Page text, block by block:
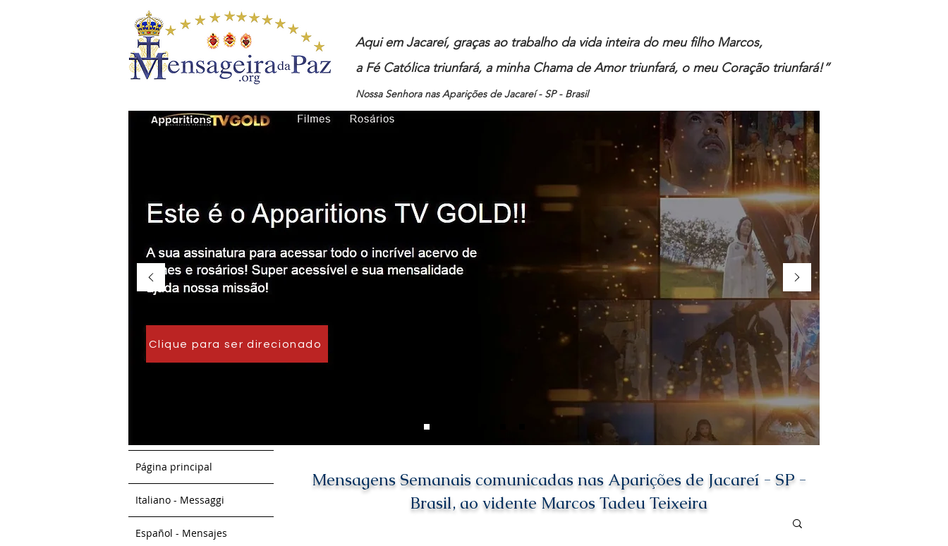
Aqui em Jacareí, graças ao trabalho da vida inteira do meu filho Marcos,
a Fé Católica triunfará, a minha Chama de Amor triunfará, o meu Coração triunfará!”
Nossa Senhora nas Aparições de Jacareí - SP - Brasil
Clique para ser direcionado
Página principal
Italiano - Messaggi
Español - Mensajes
Mensagens Semanais comunicadas nas Aparições de Jacareí - SP -
Brasil, ao vidente Marcos Tadeu Teixeira